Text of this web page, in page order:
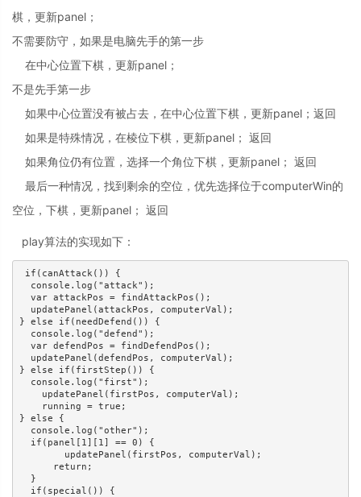
棋，更新panel；
不需要防守，如果是电脑先手的第一步
在中心位置下棋，更新panel；
不是先手第一步
如果中心位置没有被占去，在中心位置下棋，更新panel；返回
如果是特殊情况，在棱位下棋，更新panel； 返回
如果角位仍有位置，选择一个角位下棋，更新panel； 返回
最后一种情况，找到剩余的空位，优先选择位于computerWin的
空位，下棋，更新panel； 返回
play算法的实现如下：
if(canAttack()) {
  console.log("attack");
  var attackPos = findAttackPos();
  updatePanel(attackPos, computerVal);
} else if(needDefend()) {
  console.log("defend");
  var defendPos = findDefendPos();
  updatePanel(defendPos, computerVal);
} else if(firstStep()) {
  console.log("first");
    updatePanel(firstPos, computerVal);
    running = true;
} else {
  console.log("other");
  if(panel[1][1] == 0) {
        updatePanel(firstPos, computerVal);
      return;
  }
  if(special()) {